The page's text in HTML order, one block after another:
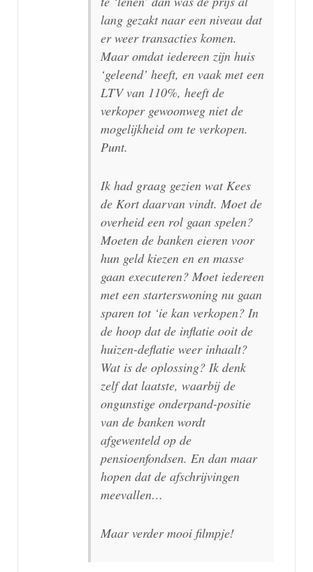
lang gezakt naar een niveau dat
er weer transacties komen.
Maar omdat iedereen zijn huis
‘geleend’ heeft, en vaak met een
LTV van 110%, heeft de
verkoper gewoonweg niet de
mogelijkheid om te verkopen.
Punt.
Ik had graag gezien wat Kees
de Kort daarvan vindt. Moet de
overheid een rol gaan spelen?
Moeten de banken eieren voor
hun geld kiezen en en masse
gaan executeren? Moet iedereen
met een starterswoning nu gaan
sparen tot ‘ie kan verkopen? In
de hoop dat de inflatie ooit de
huizen-deflatie weer inhaalt?
Wat is de oplossing? Ik denk
zelf dat laatste, waarbij de
ongunstige onderpand-positie
van de banken wordt
afgewenteld op de
pensioenfondsen. En dan maar
hopen dat de afschrijvingen
meevallen…
Maar verder mooi filmpje!